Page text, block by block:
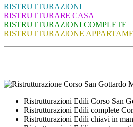
RISTRUTTURAZIONI
RISTRUTTURARE CASA
RISTRUTTURAZIONI COMPLETE
RISTRUTTURAZIONE
Ristrutturazioni Edili Corso San
Ristrutturazioni Edili complete
Ristrutturazioni Edili chiavi in